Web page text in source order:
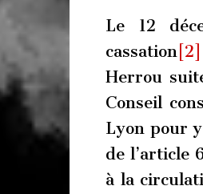
Le 12
cassation [2]
Herrou
Conseil
Lyon pour
de l’article
à la